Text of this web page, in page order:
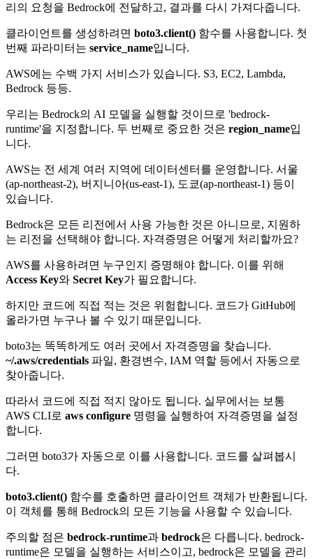
리의 요청을 Bedrock에 전달하고, 결과를 다시 가져다줍니다.
클라이언트를 생성하려면 boto3.client() 함수를 사용합니다. 첫
번째 파라미터는 service_name입니다.
AWS에는 수백 가지 서비스가 있습니다. S3, EC2, Lambda,
Bedrock 등등.
우리는 Bedrock의 AI 모델을 실행할 것이므로 'bedrock-
runtime'을 지정합니다. 두 번째로 중요한 것은 region_name입
니다.
AWS는 전 세계 여러 지역에 데이터센터를 운영합니다. 서울
(ap-northeast-2), 버지니아(us-east-1), 도쿄(ap-northeast-1) 등이
있습니다.
Bedrock은 모든 리전에서 사용 가능한 것은 아니므로, 지원하
는 리전을 선택해야 합니다. 자격증명은 어떻게 처리할까요?
AWS를 사용하려면 누구인지 증명해야 합니다. 이를 위해
Access Key와 Secret Key가 필요합니다.
하지만 코드에 직접 적는 것은 위험합니다. 코드가 GitHub에
올라가면 누구나 볼 수 있기 때문입니다.
boto3는 똑똑하게도 여러 곳에서 자격증명을 찾습니다.
~/.aws/credentials 파일, 환경변수, IAM 역할 등에서 자동으로
찾아줍니다.
따라서 코드에 직접 적지 않아도 됩니다. 실무에서는 보통
AWS CLI로 aws configure 명령을 실행하여 자격증명을 설정
합니다.
그러면 boto3가 자동으로 이를 사용합니다. 코드를 살펴봅시
다.
boto3.client() 함수를 호출하면 클라이언트 객체가 반환됩니다.
이 객체를 통해 Bedrock의 모든 기능을 사용할 수 있습니다.
주의할 점은 bedrock-runtime과 bedrock은 다릅니다. bedrock-
runtime은 모델을 실행하는 서비스이고, bedrock은 모델을 관리